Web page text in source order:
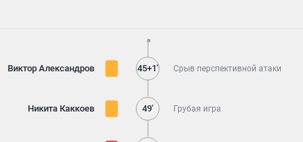
Виктор Александров 45+1' Срыв перспективной атаки
Никита Каккоев 49' Грубая игра